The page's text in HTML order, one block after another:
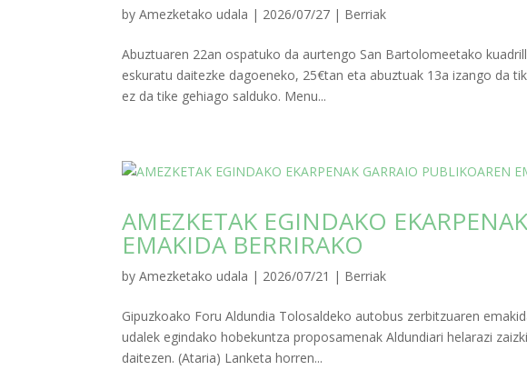
byAmezketako udala | 2026/07/27 | Berriak
Abuztuaren 22an ospatuko da aurtengo San Bartolomeetako
eskuratu daitezke dagoeneko, 25€tan eta abuztuak 13a izango da
ez da tike gehiago salduko. Menu...
AMEZKETAK EGINDAKO
EMAKIDA BERRIRAKO
byAmezketako udala | 2026/07/21 | Berriak
Gipuzkoako Foru Aldundia Tolosaldeko autobus zerbitzuaren
udalek egindako hobekuntza proposamenak Aldundiari helarazi
daitezen. (Ataria) Lanketa horren...